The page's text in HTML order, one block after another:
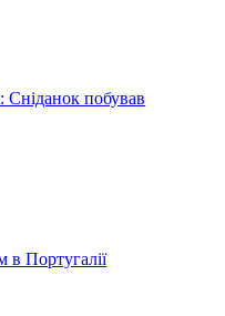
Сніданок побував
в Португалії